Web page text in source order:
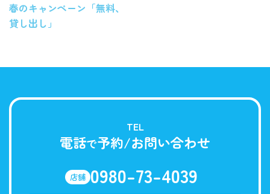
春のキャンペーン「無料、
貸し出し」
TEL
電話で予約/お問い合わせ
店舗 0980-73-4039